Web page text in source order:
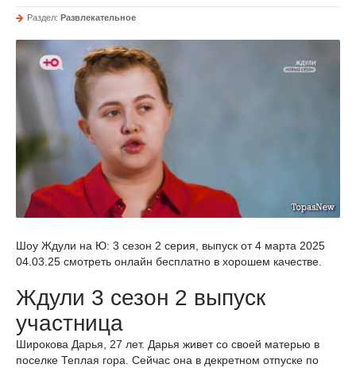
Раздел: Развлекательное
Шоу Ждули на Ю: 3 сезон 2 серия, выпуск от 4 марта 2025
04.03.25 смотреть онлайн бесплатно в хорошем качестве.
Ждули 3 сезон 2 выпуск
участница
Широкова Дарья, 27 лет. Дарья живет со своей матерью в
поселке Теплая гора. Сейчас она в декретном отпуске по